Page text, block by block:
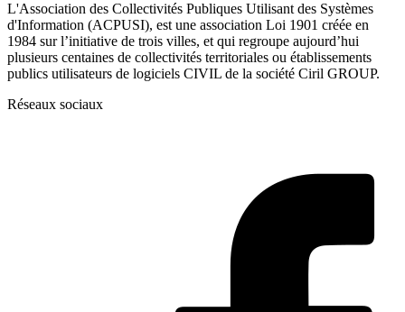
L'Association des Collectivités Publiques Utilisant des Systèmes
d'Information (ACPUSI), est une association Loi 1901 créée en
1984 sur l’initiative de trois villes, et qui regroupe aujourd’hui
plusieurs centaines de collectivités territoriales ou établissements
publics utilisateurs de logiciels CIVIL de la société Ciril GROUP.
Réseaux sociaux